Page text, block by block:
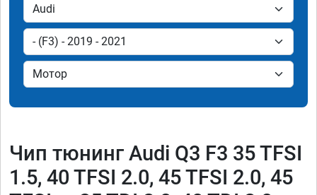
Чип тюнинг Audi Q3 F3 35 TFSI
1.5, 40 TFSI 2.0, 45 TFSI 2.0, 45